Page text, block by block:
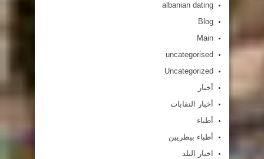
albanian dating
Blog
Main
uncategorised
Uncategorized
أخبار
أخبار النقابات
أطباء
أطباء بيطريين
اخبار البلد